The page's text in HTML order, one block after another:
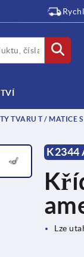
TVARU T / MATICE
K2344
Lze